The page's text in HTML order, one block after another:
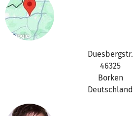
Duesbergstr.
46325
Borken
Deutschland